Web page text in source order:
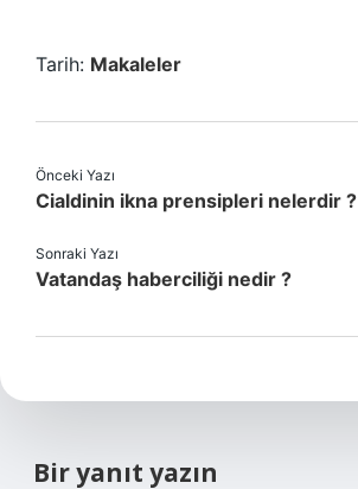
Tarih: Makaleler
Önceki Yazı
Cialdinin ikna prensipleri nelerdir ?
Sonraki Yazı
Vatandaş haberciliği nedir ?
Bir yanıt yazın